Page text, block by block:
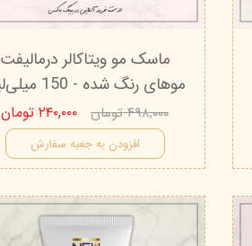
ماسک مو ویتاکالر درمالیفت
موهای رنگ شده - 150 میلی‌لیتر
۴۹۸,۰۰۰ تومان ۲۴۰,۰۰۰ تومان
افزودن به جعبه سفارش